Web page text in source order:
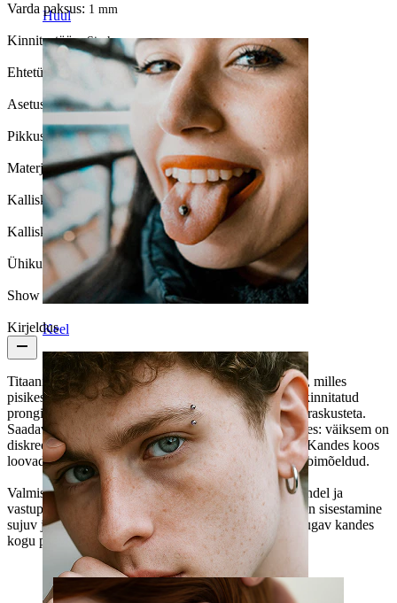
Huul
Keel
Varda paksus: 1 mm
Kinnitustüüp:Sisekeermega
Ehtetüüp: Minilabret, Labret, Lameda tagusega
Asetus:Tragus, Kõrvanibu, Helix, Conch
Pikkus:6 mm
Materjal:Titaan
Kalliskivi värvus: Läbipaistev
Kalliskivi tüüp: Kuubiline tsirkoonia
Ühikute arv:1
Show pair option:
Kirjeldus
Titaanist miniatuurne lillelabret lisab pehme lilledetaili, milles
pisikesed kivikesed on seatud õiekujuliselt. Kivid on kinnitatud
prongidega ja istuvad naha lähedal, andes detaili ilma raskusteta.
Saadaval kuldses ja hõbedas toonis ning kahes suuruses: väiksem on
diskreetne ja suurem annab natuke rohkem isikupära. Kandes koos
loovad nad lihtsa, kihilise ehete kombo, mis tundub läbimõeldud.
Valmistatud titaanist, seega on ehe allergiavaba, veekindel ja
vastupidav igapäevaseks kandmiseks. Sisekeermega on sisestamine
sujuv ja ehe püsib paigal. Lameda tagusega on ehe mugav kandes
kogu päeva.